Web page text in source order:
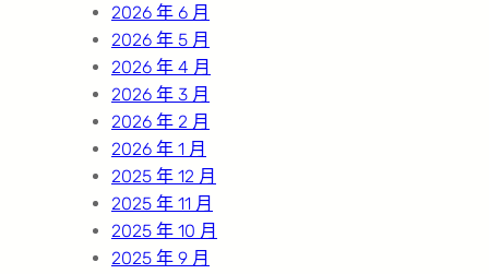
2026 年 6 月
2026 年 5 月
2026 年 4 月
2026 年 3 月
2026 年 2 月
2026 年 1 月
2025 年 12 月
2025 年 11 月
2025 年 10 月
2025 年 9 月